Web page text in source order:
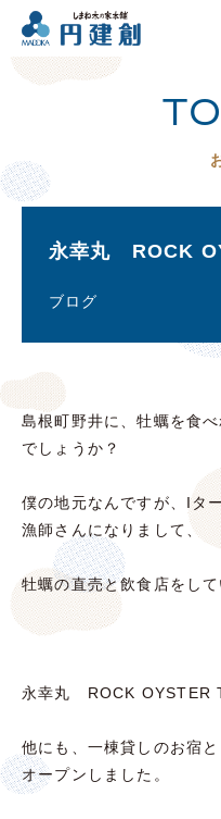
永幸丸 ROCK
ブログ
島根町野井に、牡蠣を食
でしょうか？
僕の地元なんですが、Iタ
漁師さんになりまして、
牡蠣の直売と飲食店をして
永幸丸 ROCK OYSTER
他にも、一棟貸しのお宿
オープンしました。